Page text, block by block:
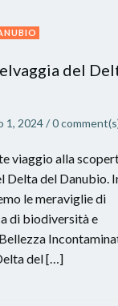
del
1, 2024/0
viaggio alla
Delta del Danubio.
le meraviglie di
di biodiversità e
del […]